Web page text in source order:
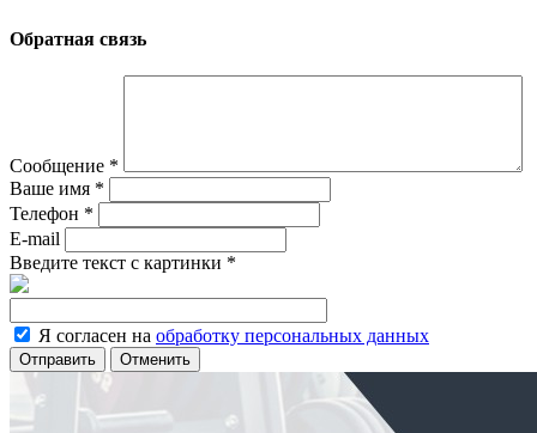
Обратная связь
Сообщение *
Ваше имя *
Телефон *
E-mail
Введите текст с картинки *
Я согласен на обработку персональных данных
Отменить